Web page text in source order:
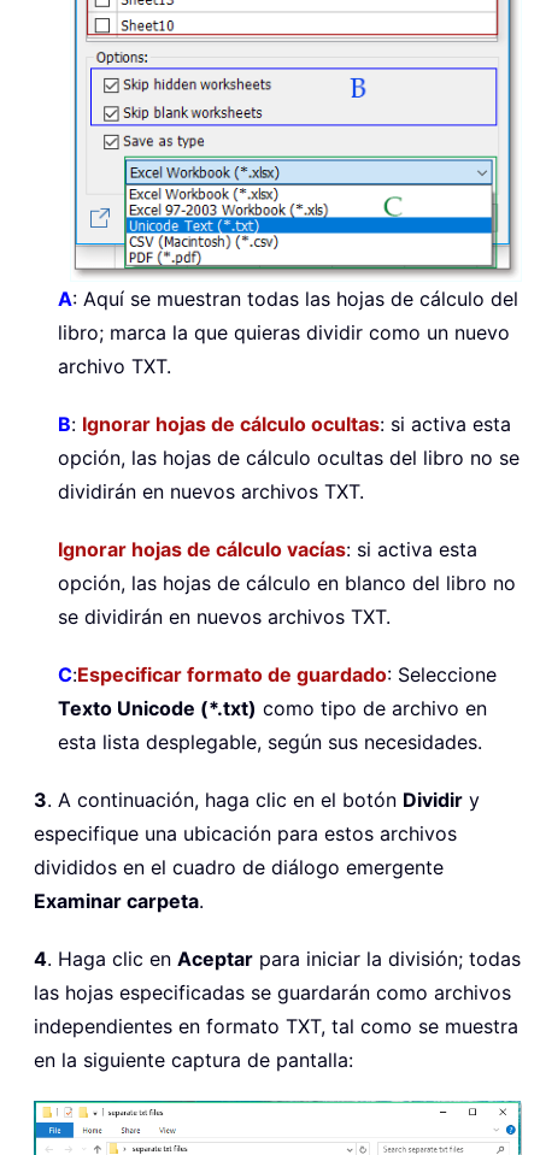
A: Aquí se muestran todas las hojas de cálculo del
libro; marca la que quieras dividir como un nuevo
archivo TXT.
B: Ignorar hojas de cálculo ocultas: si activa esta
opción, las hojas de cálculo ocultas del libro no se
dividirán en nuevos archivos TXT.
Ignorar hojas de cálculo vacías: si activa esta
opción, las hojas de cálculo en blanco del libro no
se dividirán en nuevos archivos TXT.
C:Especificar formato de guardado: Seleccione
Texto Unicode (*.txt) como tipo de archivo en
esta lista desplegable, según sus necesidades.
3. A continuación, haga clic en el botón Dividir y
especifique una ubicación para estos archivos
divididos en el cuadro de diálogo emergente
Examinar carpeta.
4. Haga clic en Aceptar para iniciar la división; todas
las hojas especificadas se guardarán como archivos
independientes en formato TXT, tal como se muestra
en la siguiente captura de pantalla: